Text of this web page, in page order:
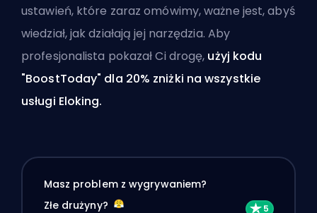
ustawień, które zaraz omówimy, ważne jest, abyś
wiedział, jak działają jej narzędzia. Aby
profesjonalista pokazał Ci drogę, użyj kodu
"BoostToday" dla 20% zniżki na wszystkie
usługi Eloking.
Masz problem z wygrywaniem?
Złe drużyny?